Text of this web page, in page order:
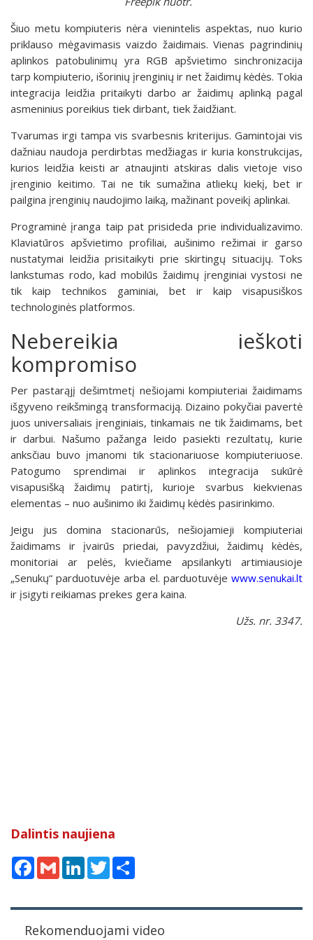
Šiuo metu kompiuteris nėra vienintelis aspektas, nuo kurio
priklauso mėgavimasis vaizdo žaidimais. Vienas pagrindinių
aplinkos patobulinimų yra RGB apšvietimo sinchronizacija
tarp kompiuterio, išorinių įrenginių ir net žaidimų kėdės. Tokia
integracija leidžia pritaikyti darbo ar žaidimų aplinką pagal
asmeninius poreikius tiek dirbant, tiek žaidžiant.
Tvarumas irgi tampa vis svarbesnis kriterijus. Gamintojai vis
dažniau naudoja perdirbtas medžiagas ir kuria konstrukcijas,
kurios leidžia keisti ar atnaujinti atskiras dalis vietoje viso
įrenginio keitimo. Tai ne tik sumažina atliekų kiekį, bet ir
pailgina įrenginių naudojimo laiką, mažinant poveikį aplinkai.
Programinė įranga taip pat prisideda prie individualizavimo.
Klaviatūros apšvietimo profiliai, aušinimo režimai ir garso
nustatymai leidžia prisitaikyti prie skirtingų situacijų. Toks
lankstumas rodo, kad mobilūs žaidimų įrenginiai vystosi ne
tik kaip technikos gaminiai, bet ir kaip visapusiškos
technologinės platformos.
Nebereikia ieškoti
kompromiso
Per pastarąjį dešimtmetį nešiojami kompiuteriai žaidimams
išgyveno reikšmingą transformaciją. Dizaino pokyčiai pavertė
juos universaliais įrenginiais, tinkamais ne tik žaidimams, bet
ir darbui. Našumo pažanga leido pasiekti rezultatų, kurie
anksčiau buvo įmanomi tik stacionariuose kompiuteriuose.
Patogumo sprendimai ir aplinkos integracija sukūrė
visapusišką žaidimų patirtį, kurioje svarbus kiekvienas
elementas – nuo aušinimo iki žaidimų kėdės pasirinkimo.
Jeigu jus domina stacionarūs, nešiojamieji kompiuteriai
žaidimams ir įvairūs priedai, pavyzdžiui, žaidimų kėdės,
monitoriai ar pelės, kviečiame apsilankyti artimiausioje
„Senukų“ parduotuvėje arba el. parduotuvėje www.senukai.lt
ir įsigyti reikiamas prekes gera kaina.
Užs. nr. 3347.
Dalintis naujiena
Facebook
Gmail LinkedInTwitter
Rekomenduojami video